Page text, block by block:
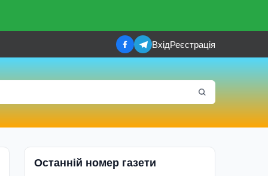
ВхідРеєстрація
Останній номер газети